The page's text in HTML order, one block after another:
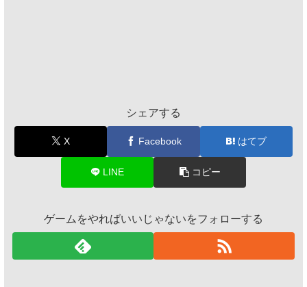
シェアする
X Facebook はてブ
LINE コピー
ゲームをやればいいじゃないをフォローする